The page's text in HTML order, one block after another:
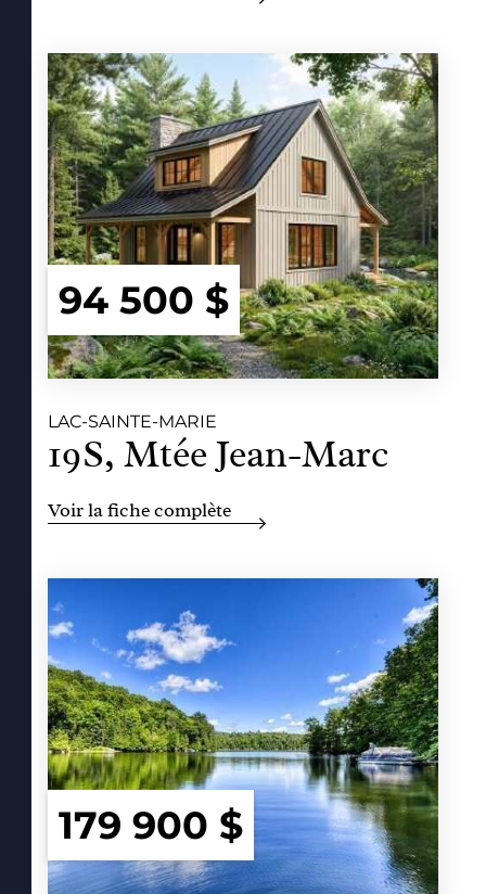
94 500 $
LAC-SAINTE-MARIE
19S, Mtée Jean-Marc
Voir la fiche complète
179 900 $